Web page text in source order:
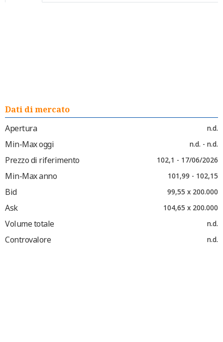
Dati di mercato
Apertura
n.d.
Min-Max oggi n.d. - n.d.
Prezzo di riferimento 102,1 - 17/06/2026
Min-Max anno 101,99 - 102,15
Bid 99,55 x 200.000
Ask 104,65 x 200.000
Volume totale n.d.
Controvalore n.d.